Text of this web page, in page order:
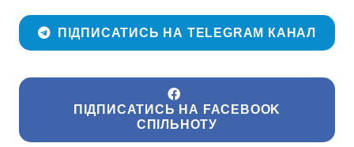
ПІДПИСАТИСЬ НА TELEGRAM КАНАЛ
ПІДПИСАТИСЬ НА FACEBOOK
СПІЛЬНОТУ